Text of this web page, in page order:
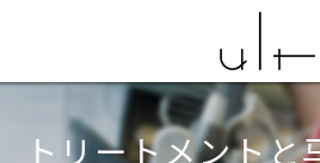
トリートメントと